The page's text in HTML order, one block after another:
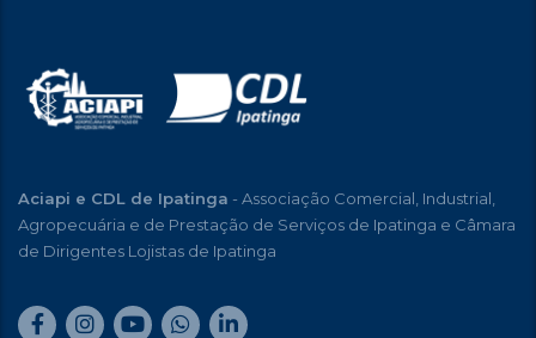
Aciapi e CDL de Ipatinga - Associação Comercial, Industrial,
Agropecuária e de Prestação de Serviços de Ipatinga e Câmara
de Dirigentes Lojistas de Ipatinga